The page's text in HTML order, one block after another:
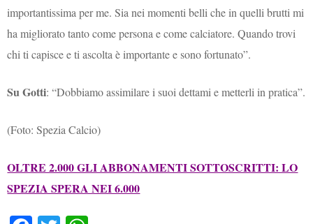
importantissima per me. Sia nei momenti belli che in quelli brutti mi
ha migliorato tanto come persona e come calciatore. Quando trovi
chi ti capisce e ti ascolta è importante e sono fortunato”.
Su Gotti: “Dobbiamo assimilare i suoi dettami e metterli in pratica”.
(Foto: Spezia Calcio)
OLTRE 2.000 GLI ABBONAMENTI SOTTOSCRITTI: LO
SPEZIA SPERA NEI 6.000